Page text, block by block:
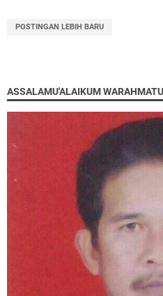
POSTINGAN LEBIH BARU
ASSALAMU'ALAIKUM